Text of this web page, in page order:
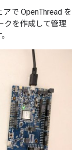
で OpenThread を
クを作成して管理